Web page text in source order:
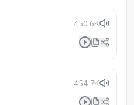
450.6K
454.7K